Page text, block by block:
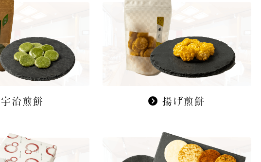
宇治煎餅 揚げ煎餅